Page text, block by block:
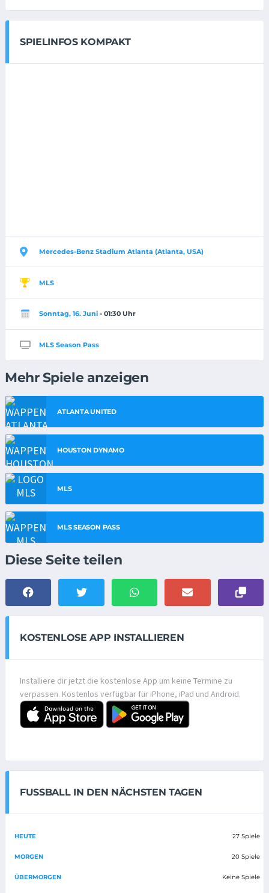
SPIELINFOS KOMPAKT
Mercedes-Benz Stadium Atlanta (Atlanta, USA)
MLS
Sonntag, 16. Juni - 01:30 Uhr
MLS Season Pass
Mehr Spiele anzeigen
ATLANTA UNITED
HOUSTON DYNAMO
MLS
MLS SEASON PASS
Diese Seite teilen
KOSTENLOSE APP INSTALLIEREN
Installiere dir jetzt die kostenlose App um keine Termine zu
verpassen. Kostenlos verfügbar für iPhone, iPad und Android.
FUSSBALL IN DEN NÄCHSTEN TAGEN
HEUTE 27 Spiele
MORGEN 20 Spiele
ÜBERMORGEN Keine Spiele